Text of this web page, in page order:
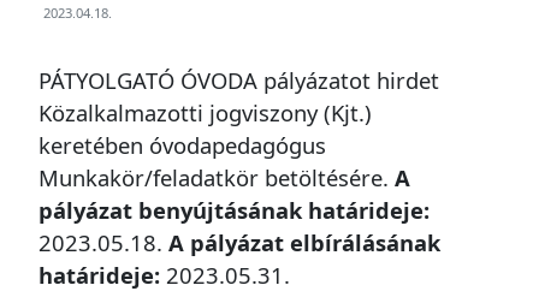
2023.04.18.
PÁTYOLGATÓ ÓVODA pályázatot hirdet
Közalkalmazotti jogviszony (Kjt.)
keretében óvodapedagógus
Munkakör/feladatkör betöltésére. A
pályázat benyújtásának határideje:
2023.05.18. A pályázat elbírálásának
határideje: 2023.05.31.